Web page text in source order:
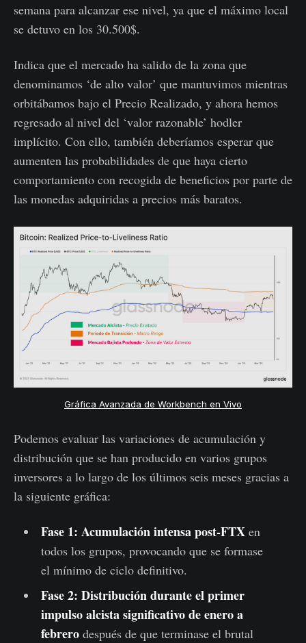
semana para alcanzar ese nivel, ya que el máximo local
se detuvo en los 30.500$.
Indica que el mercado ha salido de la zona que
denominamos ‘de alto valor’ que mantuvimos mientras
orbitábamos bajo el Precio Realizado, y ahora hemos
regresado al nivel del ‘valor razonable’ hodler
implícito. Con ello, también deberíamos esperar que
aumenten las probabilidades de que haya cierto
comportamiento con recogida de beneficios por parte de
las monedas adquiridas a precios más baratos.
Gráfica Avanzada de Workbench en Vivo
Podemos evaluar las variaciones de acumulación y
distribución que se han producido en varios grupos
inversores a lo largo de los últimos seis meses gracias a
la siguiente gráfica:
Fase 1: Acumulación intensa post-FTXen
todos los grupos, provocando que se formase
el mínimo de ciclo definitivo.
Fase 2: Distribución durante el primer
impulso alcista significativo de enero a
febrerodespués de que terminase el brutal